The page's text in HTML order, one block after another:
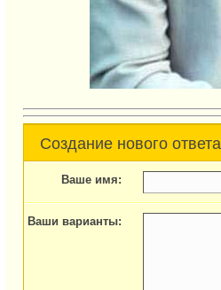
Создание нового ответа
Ваше имя:
Ваши варианты: